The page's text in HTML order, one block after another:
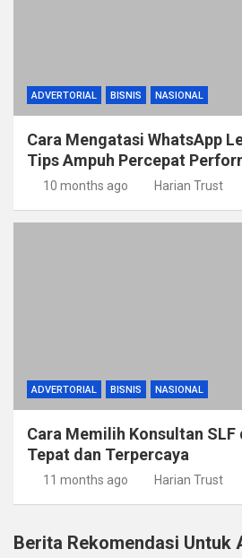
ADVERTORIAL BISNIS NASIONAL
Cara Mengatasi WhatsApp
Tips Ampuh Percepat
10 months ago Harian Trust
ADVERTORIAL BISNIS NASIONAL
Cara Memilih Konsultan SLF
Tepat dan Terpercaya
11 months ago Harian Trust
Berita Rekomendasi Untuk